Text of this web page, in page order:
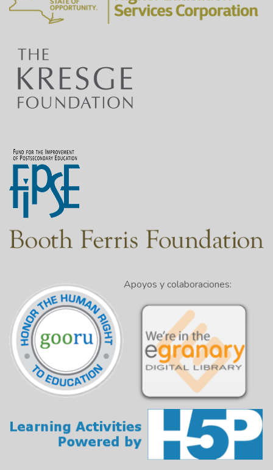
Apoyos y colaboraciones: